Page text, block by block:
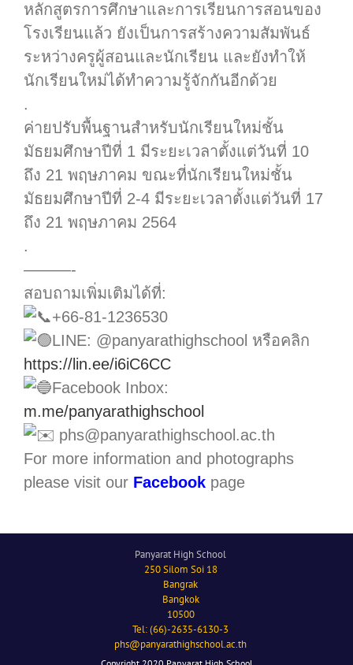
หลักสูตรการศึกษาและการเรียนการสอนของ
โรงเรียนแล้ว ยังเป็นการสร้างความสัมพันธ์
ระหว่างครูผู้สอนและนักเรียน และยังทำให้
นักเรียนใหม่ได้ทำความรู้จักกันอีกด้วย
.
ค่ายปรับพื้นฐานสำหรับนักเรียนใหม่ชั้น
มัธยมศึกษาปีที่ 1 มีระยะเวลาตั้งแต่วันที่ 10
ถึง 21 พฤษภาคม ขณะที่นักเรียนใหม่ชั้น
มัธยมศึกษาปีที่ 2-4 มีระยะเวลาตั้งแต่วันที่ 17
ถึง 21 พฤษภาคม 2564
.
———-
สอบถามเพิ่มเติมได้ที่:
+66-81-1236530
LINE: @panyarathighschool หรือคลิก
https://lin.ee/i6iC6CC
Facebook Inbox:
m.me/panyarathighschool
phs@panyarathighschool.ac.th
For more information and photographs
please visit our Facebook page
Panyarat High School
250 Silom Soi 18
Bangrak
Bangkok
10500
Tel: (66)-2635-6130-3
phs@panyarathighschool.ac.th